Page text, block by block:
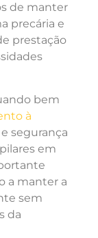
de manter
precária e
prestação
bem
à
segurança
em
a manter a
sem
da